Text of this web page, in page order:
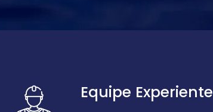
Equipe Experiente